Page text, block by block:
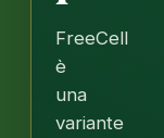
FreeCell
è
una
variante